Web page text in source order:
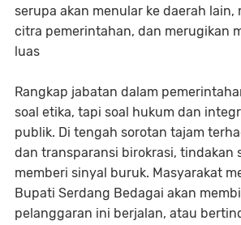
serupa akan menular ke daerah lain,
citra pemerintahan, dan merugikan
luas
Rangkap jabatan dalam
soal etika, tapi soal hukum dan
publik. Di tengah sorotan tajam
dan transparansi birokrasi, tindakan
memberi sinyal buruk. Masyarakat
Bupati Serdang Bedagai akan
pelanggaran ini berjalan, atau